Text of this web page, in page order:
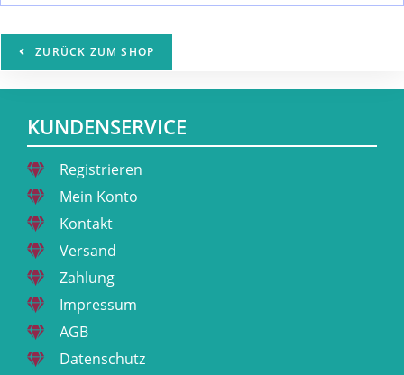
ZURÜCK ZUM SHOP
KUNDENSERVICE
Registrieren
Mein Konto
Kontakt
Versand
Zahlung
Impressum
AGB
Datenschutz